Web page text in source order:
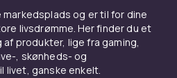
markedsplads og er til for dine
livsdrømme. Her finder du et
produkter, lige fra gaming,
, skønheds- og
livet, ganske enkelt.